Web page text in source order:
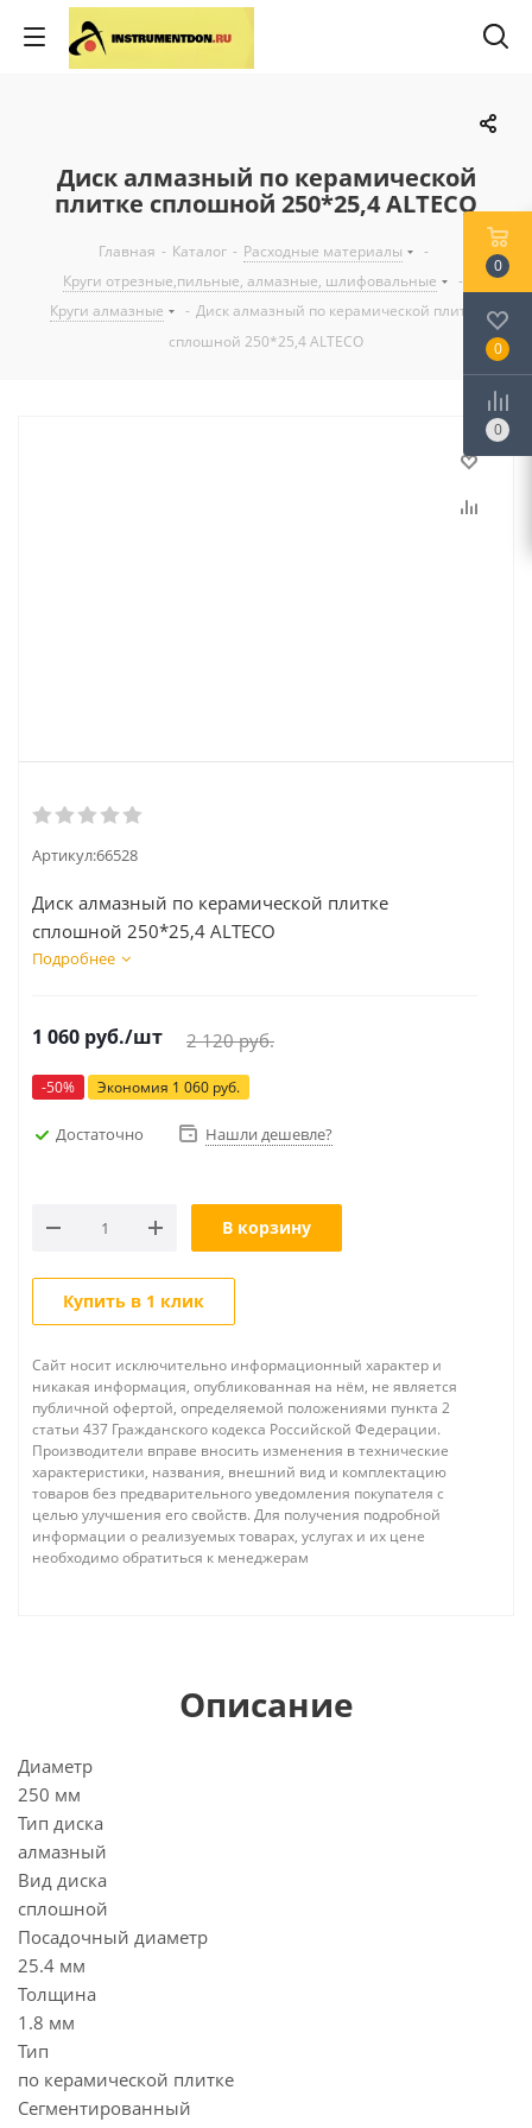
Диск алмазный по керамической
плитке сплошной 250*25,4 ALTECO
Главная - Каталог - Расходные материалы
-
Круги отрезные,пильные, алмазные, шлифовальные
-
Круги алмазные
- Диск алмазный по керамической плитке
сплошной 250*25,4 ALTECO
Артикул:66528
Диск алмазный по керамической плитке
сплошной 250*25,4 ALTECO
Подробнее
1 060 руб./шт 2 120руб.
-50% Экономия 1 060 руб.
Достаточно Нашли дешевле?
В корзину
Купить в 1 клик
Сайт носит исключительно информационный характер и
никакая информация, опубликованная на нём, не является
публичной офертой, определяемой положениями пункта 2
статьи 437 Гражданского кодекса Российской Федерации.
Производители вправе вносить изменения в технические
характеристики, названия, внешний вид и комплектацию
товаров без предварительного уведомления покупателя с
целью улучшения его свойств. Для получения подробной
информации о реализуемых товарах, услугах и их цене
необходимо обратиться к менеджерам
Описание
Диаметр
250 мм
Тип диска
алмазный
Вид диска
сплошной
Посадочный диаметр
25.4 мм
Толщина
1.8 мм
Тип
по керамической плитке
Сегментированный
0
0
0